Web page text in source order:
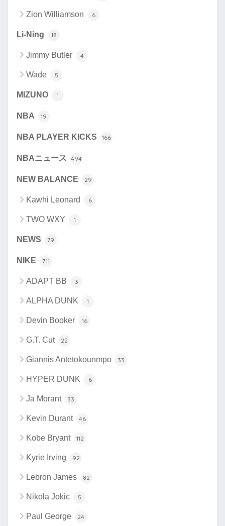
Zion Williamson 6
Li-Ning 18
Jimmy Butler 4
Wade 5
MIZUNO 1
NBA 19
NBA PLAYER KICKS 166
NBAニュース 494
NEW BALANCE 29
Kawhi Leonard 6
TWO WXY 1
NEWS 79
NIKE 711
ADAPT BB 3
ALPHA DUNK 1
Devin Booker 16
G.T. Cut 22
Giannis Antetokounmpo 33
HYPER DUNK 6
Ja Morant 33
Kevin Durant 46
Kobe Bryant 112
Kyrie Irving 92
Lebron James 82
Nikola Jokic 5
Paul George 24